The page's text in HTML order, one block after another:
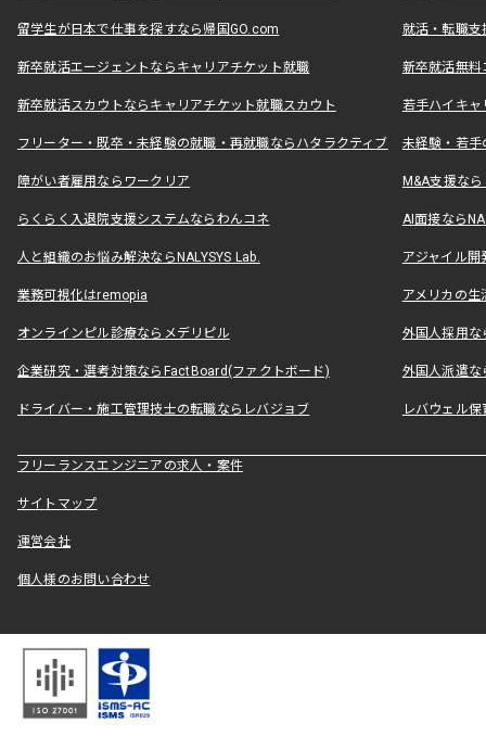
留学生が日本で仕事を探すなら帰国GO.com 就活・転職
新卒就活エージェントならキャリアチケット就職 新卒就活無料
新卒就活スカウトならキャリアチケット就職スカウト 若手ハイキ
フリーター・既卒・未経験の就職・再就職ならハタラクティブ 未経験・若手
障がい者雇用ならワークリア M&A支援な
らくらく入退院支援システムならわんコネ AI面接なら
人と組織のお悩み解決ならNALYSYS Lab. アジャイル
業務可視化はremopia アメリカの
オンラインピル診療ならメデリピル 外国人採用
企業研究・選考対策ならFactBoard(ファクトボード) 外国人派遣な
ドライバー・施工管理技士の転職ならレバジョブ レバウェル
フリーランスエンジニアの求人・案件
サイトマップ
運営会社
個人様のお問い合わせ